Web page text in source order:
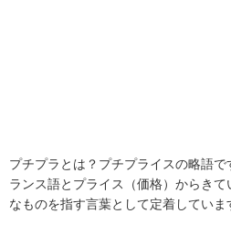
プチプラとは？プチプライスの略語
ランス語とプライス（価格）からき
なものを指す言葉として定着していま